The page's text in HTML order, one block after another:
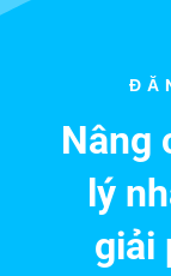
Nâng
lý
giải